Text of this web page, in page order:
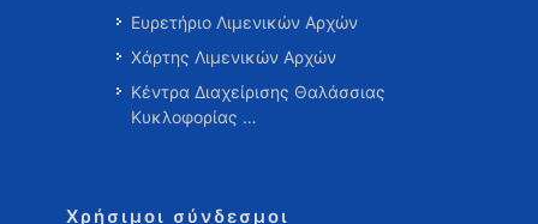
Ευρετήριο Λιμενικών Αρχών
Χάρτης Λιμενικών Αρχών
Κέντρα Διαχείρισης Θαλάσσιας
Κυκλοφορίας …
Χρήσιμοι σύνδεσμοι